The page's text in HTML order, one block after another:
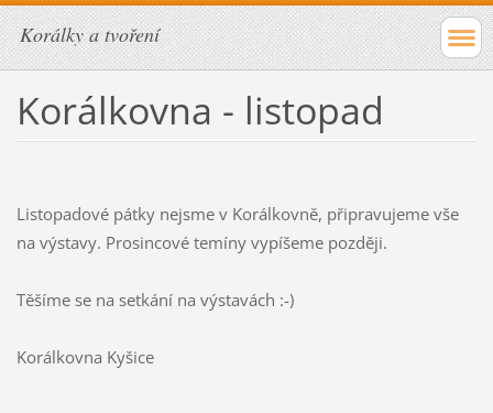
Korálky a tvoření
Korálkovna - listopad
Listopadové pátky nejsme v Korálkovně, připravujeme vše
na výstavy. Prosincové temíny vypíšeme později.
Těšíme se na setkání na výstavách :-)
Korálkovna Kyšice